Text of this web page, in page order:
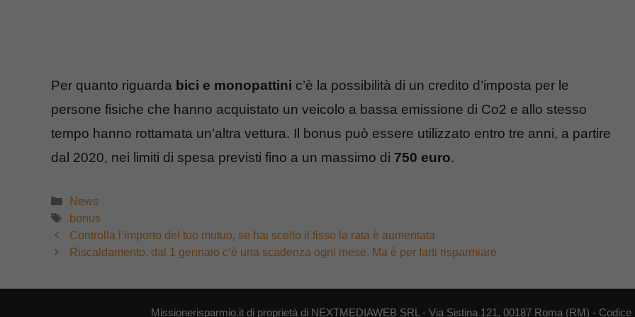
Per quanto riguarda bici e monopattini c’è la possibilità di un credito d’imposta per le
persone fisiche che hanno acquistato un veicolo a bassa emissione di Co2 e allo stesso
tempo hanno rottamata un’altra vettura. Il bonus può essere utilizzato entro tre anni, a partire
dal 2020, nei limiti di spesa previsti fino a un massimo di 750 euro.
Categorie
News
Tag
bonus
Controlla l’importo del tuo mutuo, se hai scelto il fisso la rata è aumentata
Riscaldamento, dal 1 gennaio c’è una scadenza ogni mese. Ma è per farti risparmiare
Missionerisparmio.it di proprietà di NEXTMEDIAWEB SRL - Via Sistina 121, 00187 Roma (RM) -